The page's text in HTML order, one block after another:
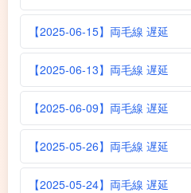
【2025-06-15】両毛線 遅延
【2025-06-13】両毛線 遅延
【2025-06-09】両毛線 遅延
【2025-05-26】両毛線 遅延
【2025-05-24】両毛線 遅延